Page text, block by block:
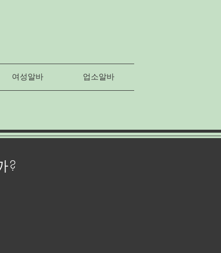
여성알바 업소알바
?